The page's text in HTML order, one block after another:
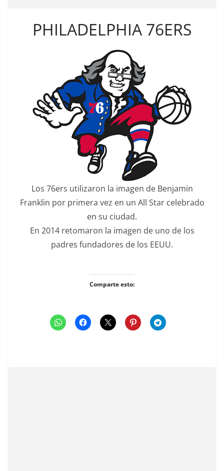
PHILADELPHIA 76ERS
Los 76ers utilizaron la imagen de Benjamin
Franklin por primera vez en un All Star celebrado
en su ciudad.
En 2014 retomaron la imagen de uno de los
padres fundadores de los EEUU.
Comparte esto: